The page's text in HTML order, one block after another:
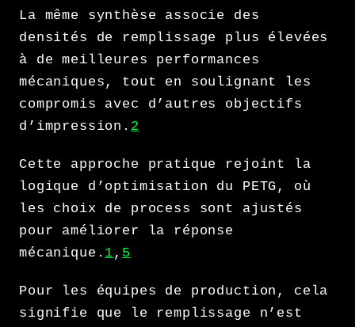
La même synthèse associe des
densités de remplissage plus élevées
à de meilleures performances
mécaniques, tout en soulignant les
compromis avec d’autres objectifs
d’impression. 2
Cette approche pratique rejoint la
logique d’optimisation du PETG, où
les choix de process sont ajustés
pour améliorer la réponse
mécanique. 1 , 5
Pour les équipes de production, cela
signifie que le remplissage n’est